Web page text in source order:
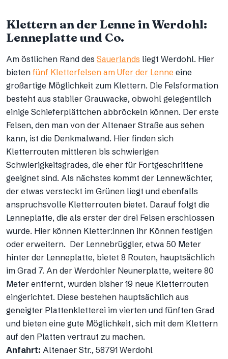
Klettern an der Lenne in Werdohl:
Lenneplatte und Co.
Am östlichen Rand des Sauerlands liegt Werdohl. Hier
bieten fünf Kletterfelsen am Ufer der Lenne eine
großartige Möglichkeit zum Klettern. Die Felsformation
besteht aus stabiler Grauwacke, obwohl gelegentlich
einige Schieferplättchen abbröckeln können. Der erste
Felsen, den man von der Altenaer Straße aus sehen
kann, ist die Denkmalwand. Hier finden sich
Kletterrouten mittleren bis schwierigen
Schwierigkeitsgrades, die eher für Fortgeschrittene
geeignet sind. Als nächstes kommt der Lennewächter,
der etwas versteckt im Grünen liegt und ebenfalls
anspruchsvolle Kletterrouten bietet. Darauf folgt die
Lenneplatte, die als erster der drei Felsen erschlossen
wurde. Hier können Kletter:innen ihr Können festigen
oder erweitern. Der Lennebrüggler, etwa 50 Meter
hinter der Lenneplatte, bietet 8 Routen, hauptsächlich
im Grad 7. An der Werdohler Neunerplatte, weitere 80
Meter entfernt, wurden bisher 19 neue Kletterrouten
eingerichtet. Diese bestehen hauptsächlich aus
geneigter Plattenkletterei im vierten und fünften Grad
und bieten eine gute Möglichkeit, sich mit dem Klettern
auf den Platten vertraut zu machen.
Anfahrt: Altenaer Str., 58791 Werdohl